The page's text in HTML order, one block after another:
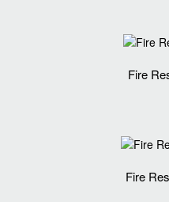
Fire
Fire